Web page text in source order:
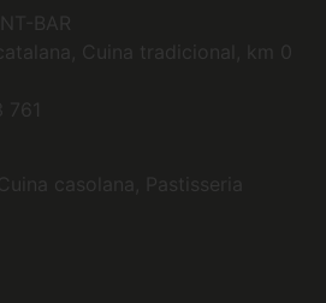
BAR
Cuina tradicional, km 0
761
casolana, Pastisseria